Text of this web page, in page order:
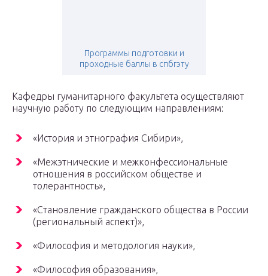
Программы подготовки и
проходные баллы в спбгэту
Кафедры гуманитарного факультета осуществляют
научную работу по следующим направлениям:
«История и этнография Сибири»,
«Межэтнические и межконфессиональные
отношения в российском обществе и
толерантность»,
«Становление гражданского общества в России
(региональный аспект)»,
«Философия и методология науки»,
«Философия образования»,